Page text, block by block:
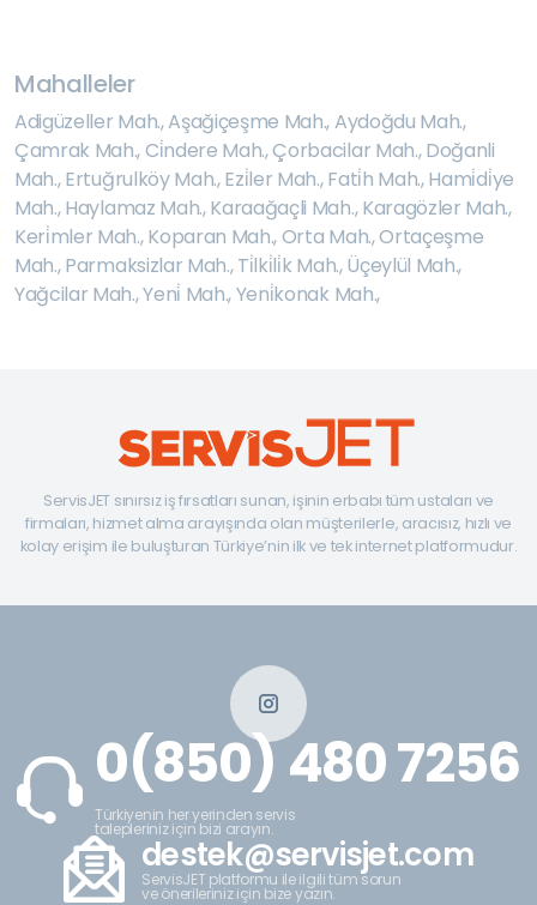
Mahalleler
Adigüzeller Mah.,Aşağiçeşme Mah.,Aydoğdu Mah.,
Çamrak Mah.,Ci̇ndere Mah.,Çorbacilar Mah.,Doğanli
Mah.,Ertuğrulköy Mah.,Ezi̇ler Mah.,Fati̇h Mah.,Hami̇di̇ye
Mah.,Haylamaz Mah.,Karaağaçli Mah.,Karagözler Mah.,
Keri̇mler Mah.,Koparan Mah.,Orta Mah.,Ortaçeşme
Mah.,Parmaksizlar Mah.,Ti̇lki̇li̇k Mah.,Üçeylül Mah.,
Yağcilar Mah.,Yeni̇ Mah.,Yeni̇konak Mah.,
ServisJET sınırsız iş fırsatları sunan, işinin erbabı tüm ustaları ve
firmaları, hizmet alma arayışında olan müşterilerle, aracısız, hızlı ve
kolay erişim ile buluşturan Türkiye’nin ilk ve tek internet platformudur.
0(850) 480 7256
Türkiyenin her yerinden servis
talepleriniz için bizi arayın.
destek@servisjet.com
ServisJET platformu ile ilgili tüm sorun
ve önerileriniz için bize yazın.